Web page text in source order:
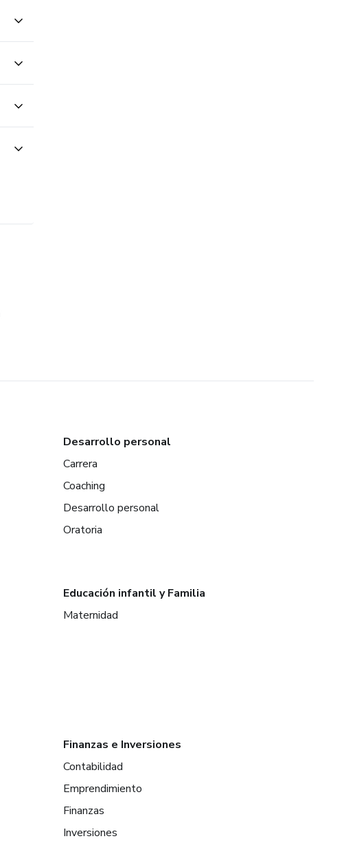
Desarrollo personal
Carrera
Coaching
Desarrollo personal
Oratoria
Educación infantil y Familia
Maternidad
Finanzas e Inversiones
Contabilidad
Emprendimiento
Finanzas
Inversiones